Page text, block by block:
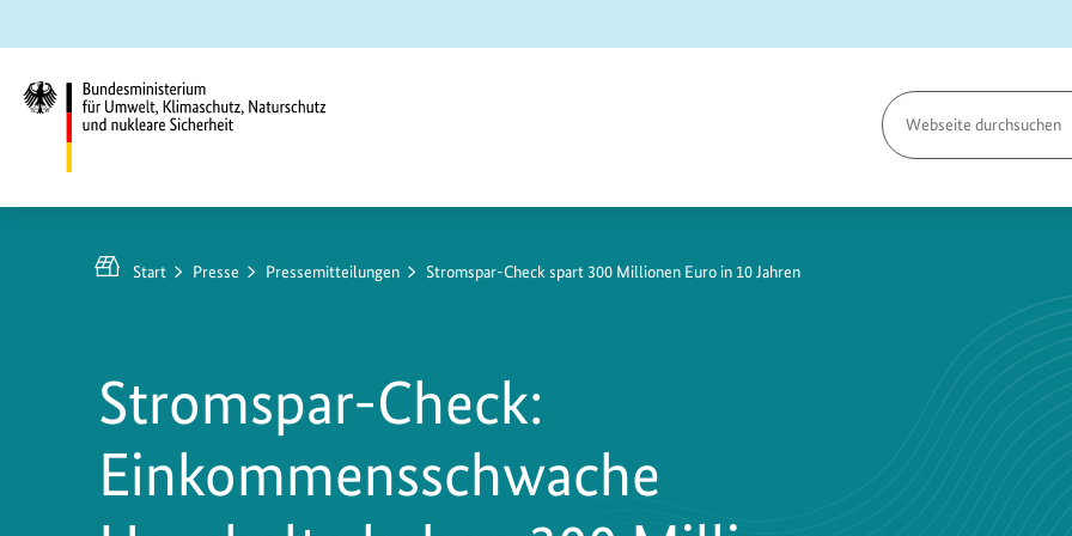
Hauptinhalt
springen
Suche
springen
Hauptnavigation
springen
Umwelt,
Klimaschutz,
nukleare
Sicherheit
Seite
durchsuchen
Start Presse Pressemitteilungen Stromspar-Check spart 300 Millionen Euro in 10 Jahren
Stromspar-Check:
Einkommensschwache